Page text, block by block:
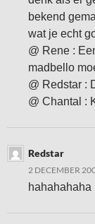
bekend
wat je echt
@ Rene :
madbello
@ Redstar :
@ Chantal :
Redstar
2 DECEMBER
hahahahaha